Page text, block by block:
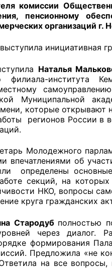
органах
независимой
комиссии
пенсионному
организаций г.
инициативная
Наталья
филиала-института
Муниципальной
которые
регионов России в
Молодежного
впечатлениями об
определены
секций, на
НКО, вопросы
круга гражданских
Стародуб полностью
через диалог.
формирования
Предложила «не
на все